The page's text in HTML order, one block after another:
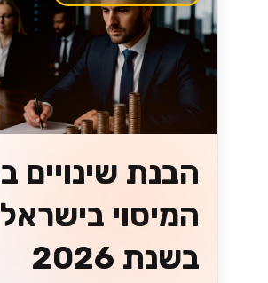
הבנת שינויים
המיסוי בישראל
בשנת 2026